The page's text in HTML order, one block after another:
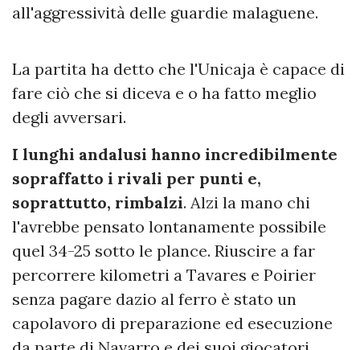
all'aggressività delle guardie malaguene.
La partita ha detto che l'Unicaja è capace di
fare ciò che si diceva e o ha fatto meglio
degli avversari.
I lunghi andalusi hanno incredibilmente
sopraffatto i rivali per punti e,
soprattutto, rimbalzi. Alzi la mano chi
l'avrebbe pensato lontanamente possibile
quel 34-25 sotto le plance. Riuscire a far
percorrere kilometri a Tavares e Poirier
senza pagare dazio al ferro è stato un
capolavoro di preparazione ed esecuzione